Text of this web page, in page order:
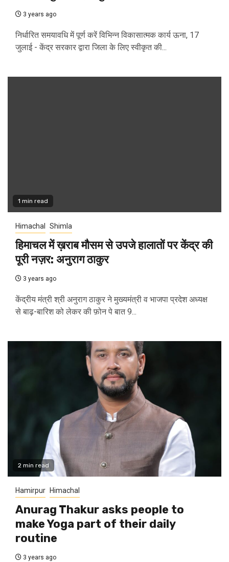
3 years ago
निर्धारित समयावधि में पूर्ण करें विभिन्न विकासात्मक कार्य ऊना, 17
जुलाई - केंद्र सरकार द्वारा जिला के लिए स्वीकृत की...
1 min read
Himachal Shimla
हिमाचल में ख़राब मौसम से उपजे हालातों पर केंद्र की
पूरी नज़र: अनुराग ठाकुर
3 years ago
केंद्रीय मंत्री श्री अनुराग ठाकुर ने मुख्यमंत्री व भाजपा प्रदेश अध्यक्ष
से बाढ़-बारिश को लेकर की फ़ोन पे बात 9...
2 min read
Hamirpur Himachal
Anurag Thakur asks people to
make Yoga part of their daily
routine
3 years ago